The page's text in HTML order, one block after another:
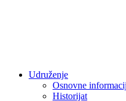
Udruženje
Osnovne
Historijat